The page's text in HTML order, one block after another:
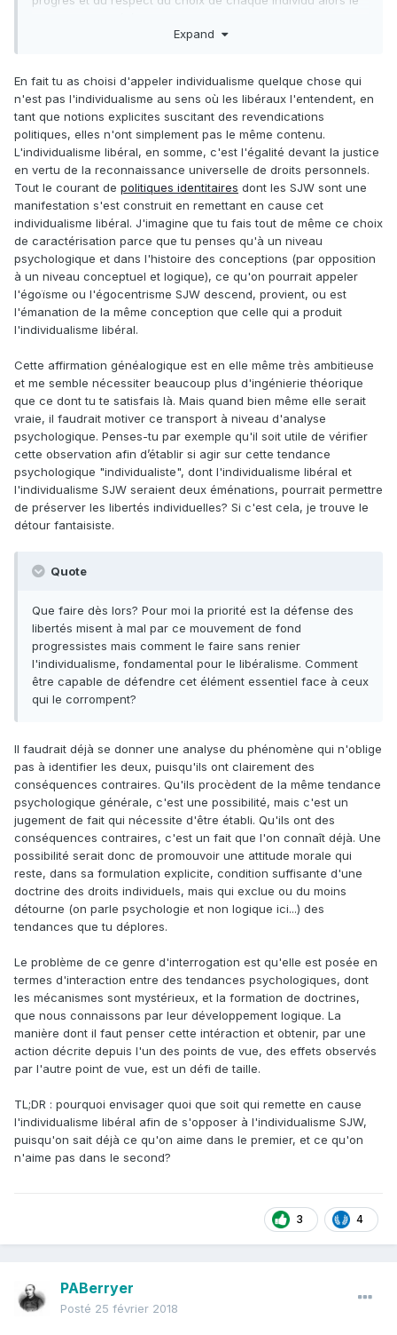
d'égalité devant la loi, de liberté d’opinion, de religion et de
revendications de quelques mouvements progressistes
organisés et revendicatif. Jamais l'idée qu'une minorité
organisée est capable de dominer une majorité n'aura été
aussi vrai. Je suis conscient du fait que le mouvement SJW
est schizophrène dans le sens où il semble à la fois très
individualistes (appelez-moi par le pronom que je me suis
choisi) et très holiste dans sa catégorisations (blanc hétéro
= violeur raciste) mais il me semble que cela n'empêche
pas le fait qu'il soit issu d'une dégénérescence de
l'individualisme tel que nous, libéraux, le défendons.
Expand
En fait tu as choisi d'appeler individualisme quelque chose qui
n'est pas l'individualisme au sens où les libéraux l'entendent, en
tant que notions explicites suscitant des revendications
politiques, elles n'ont simplement pas le même contenu.
L'individualisme libéral, en somme, c'est l'égalité devant la justice
en vertu de la reconnaissance universelle de droits personnels.
Tout le courant de politiques identitaires dont les SJW sont une
manifestation s'est construit en remettant en cause cet
individualisme libéral. J'imagine que tu fais tout de même ce choix
de caractérisation parce que tu penses qu'à un niveau
psychologique et dans l'histoire des conceptions (par opposition
à un niveau conceptuel et logique), ce qu'on pourrait appeler
l'égoïsme ou l'égocentrisme SJW descend, provient, ou est
l'émanation de la même conception que celle qui a produit
l'individualisme libéral.
Cette affirmation généalogique est en elle même très ambitieuse
et me semble nécessiter beaucoup plus d'ingénierie théorique
que ce dont tu te satisfais là. Mais quand bien même elle serait
vraie, il faudrait motiver ce transport à niveau d'analyse
psychologique. Penses-tu par exemple qu'il soit utile de vérifier
cette observation afin d’établir si agir sur cette tendance
psychologique "individualiste", dont l'individualisme libéral et
l'individualisme SJW seraient deux éménations, pourrait permettre
de préserver les libertés individuelles? Si c'est cela, je trouve le
détour fantaisiste.
Quote
Que faire dès lors? Pour moi la priorité est la défense des
libertés misent à mal par ce mouvement de fond
progressistes mais comment le faire sans renier
l'individualisme, fondamental pour le libéralisme. Comment
être capable de défendre cet élément essentiel face à ceux
qui le corrompent?
Il faudrait déjà se donner une analyse du phénomène qui n'oblige
pas à identifier les deux, puisqu'ils ont clairement des
conséquences contraires. Qu'ils procèdent de la même tendance
psychologique générale, c'est une possibilité, mais c'est un
jugement de fait qui nécessite d'être établi. Qu'ils ont des
conséquences contraires, c'est un fait que l'on connaît déjà. Une
possibilité serait donc de promouvoir une attitude morale qui
reste, dans sa formulation explicite, condition suffisante d'une
doctrine des droits individuels, mais qui exclue ou du moins
détourne (on parle psychologie et non logique ici...) des
tendances que tu déplores.
Le problème de ce genre d'interrogation est qu'elle est posée en
termes d'interaction entre des tendances psychologiques, dont
les mécanismes sont mystérieux, et la formation de doctrines,
que nous connaissons par leur développement logique. La
manière dont il faut penser cette intéraction et obtenir, par une
action décrite depuis l'un des points de vue, des effets observés
par l'autre point de vue, est un défi de taille.
TL;DR : pourquoi envisager quoi que soit qui remette en cause
l'individualisme libéral afin de s'opposer à l'individualisme SJW,
puisqu'on sait déjà ce qu'on aime dans le premier, et ce qu'on
n'aime pas dans le second?
3 4
PABerryer
Posté 25 février 2018